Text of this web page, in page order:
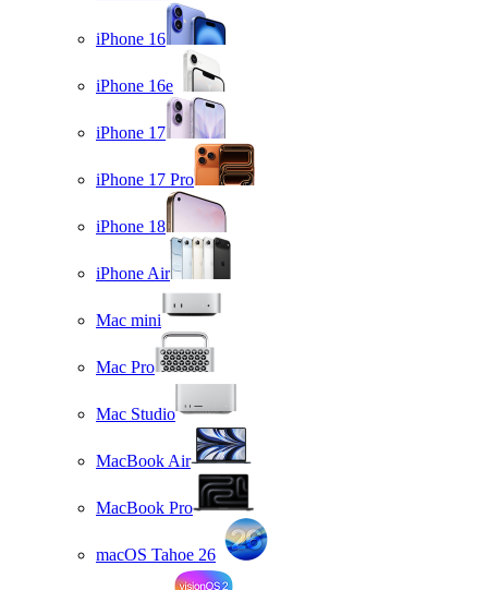
iPhone 16
iPhone 16e
iPhone 17
iPhone 17 Pro
iPhone 18
iPhone Air
Mac mini
Mac Pro
Mac Studio
MacBook Air
MacBook Pro
macOS Tahoe 26